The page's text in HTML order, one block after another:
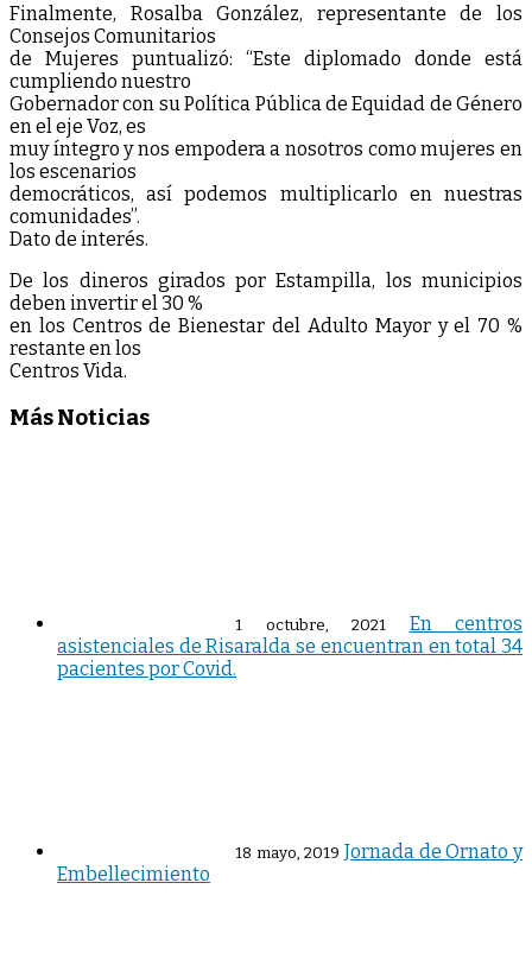
Finalmente, Rosalba González, representante de los
Consejos Comunitarios
de Mujeres puntualizó: “Este diplomado donde está
cumpliendo nuestro
Gobernador con su Política Pública de Equidad de Género
en el eje Voz, es
muy íntegro y nos empodera a nosotros como mujeres en
los escenarios
democráticos, así podemos multiplicarlo en nuestras
comunidades”.
Dato de interés.
De los dineros girados por Estampilla, los municipios
deben invertir el 30 %
en los Centros de Bienestar del Adulto Mayor y el 70 %
restante en los
Centros Vida.
Más Noticias
1 octubre, 2021
En centros
asistenciales de Risaralda se encuentran en total 34
pacientes por Covid.
18 mayo, 2019 Jornada de Ornato y
Embellecimiento